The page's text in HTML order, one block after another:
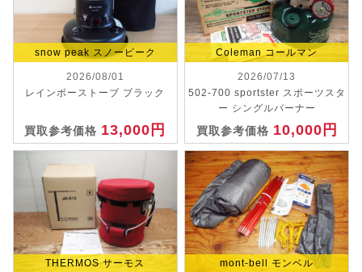
snow peak スノーピーク
2026/08/01
レインボーストーブ ブラック
買取参考価格 13,000円
Coleman コールマン
2026/07/13
502-700 sportster スポーツスタ
ー シングルバーナー
買取参考価格 10,000円
THERMOS サーモス mont-bell モンベル